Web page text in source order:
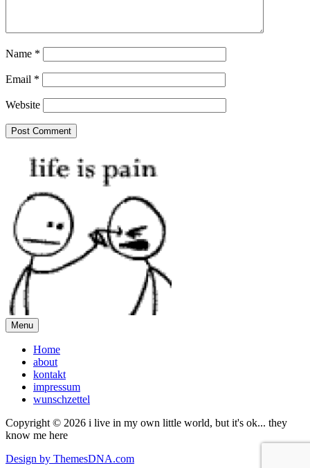
Name *
Email *
Website
Menu
Home
about
kontakt
impressum
wunschzettel
Copyright © 2026 i live in my own little world, but it's ok... they
know me here
Design by ThemesDNA.com